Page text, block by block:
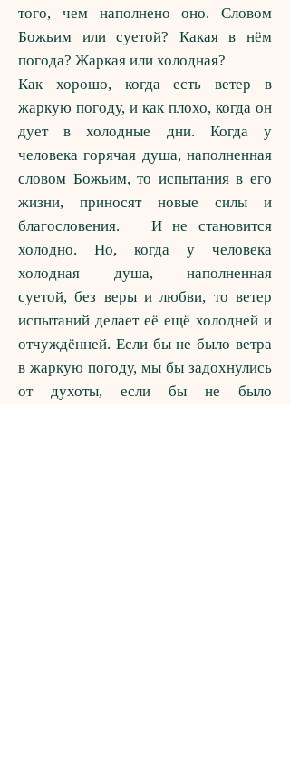
того, чем наполнено оно. Словом
Божьим или суетой? Какая в нём
погода? Жаркая или холодная?
Как хорошо, когда есть ветер в
жаркую погоду, и как плохо, когда он
дует в холодные дни. Когда у
человека горячая душа, наполненная
словом Божьим, то испытания в его
жизни, приносят новые силы и
благословения. И не становится
холодно. Но, когда у человека
холодная душа, наполненная
суетой, без веры и любви, то ветер
испытаний делает её ещё холодней и
отчуждённей. Если бы не было ветра
в жаркую погоду, мы бы задохнулись
от духоты, если бы не было